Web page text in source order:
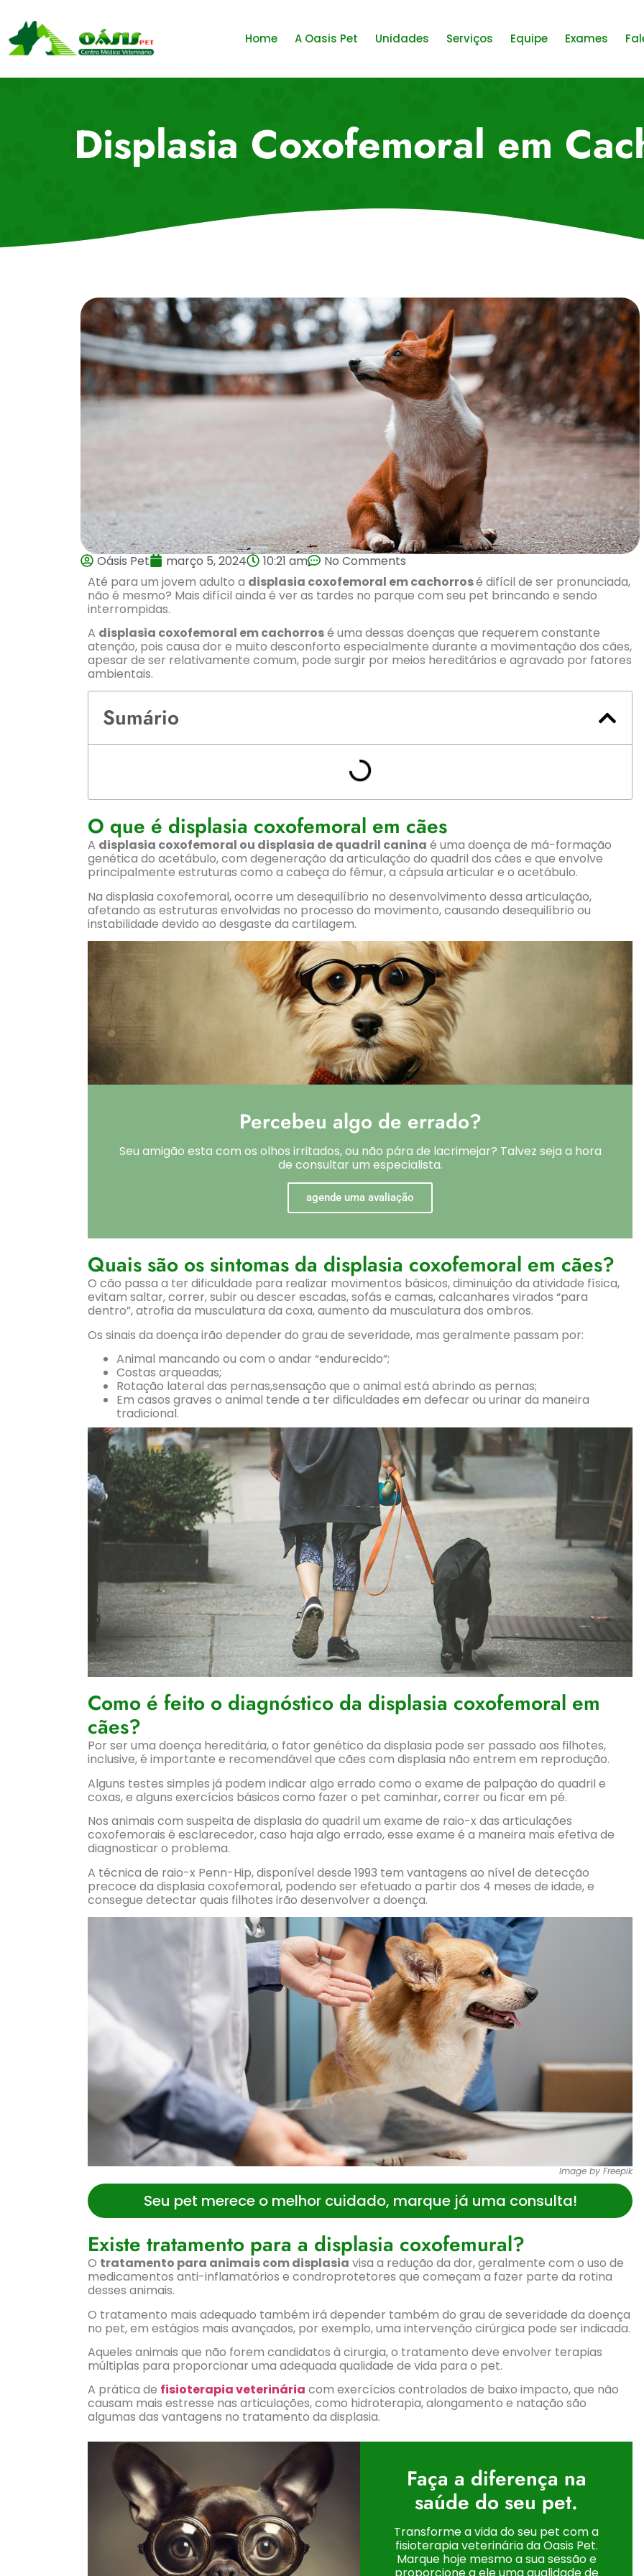
Home A Oasis Pet Unidades Serviços Equipe Exames
Displasia Coxofemoral em
Oásis Pet março 5, 2024 10:21 am
No Comments
Até para um jovem adulto a displasia coxofemoral em cachorrosé difícil de ser pronunciada,
não é mesmo? Mais difícil ainda é ver as tardes no parque com seu pet brincando e sendo
interrompidas.
A displasia coxofemoral em cachorrosé uma dessas doenças que requerem constante
atenção, pois causa dor e muito desconforto especialmente durante a movimentação dos cães,
apesar de ser relativamente comum, pode surgir por meios hereditários e agravado por fatores
ambientais.
Sumário
O que é displasia coxofemoral em cães
A displasia coxofemoral ou displasia de quadril canina é uma doença de má-formação
genética do acetábulo, com degeneração da articulação do quadril dos cães e que envolve
principalmente estruturas como a cabeça do fêmur, a cápsula articular e o acetábulo.
Na displasia coxofemoral, ocorre um desequilíbrio no desenvolvimento dessa articulação,
afetando as estruturas envolvidas no processo do movimento, causando desequilíbrio ou
instabilidade devido ao desgaste da cartilagem.
Percebeu algo de errado?
Seu amigão esta com os olhos irritados, ou não pára de lacrimejar? Talvez seja a hora
de consultar um especialista.
agende uma avaliação
Quais são os sintomas da displasia coxofemoral em cães?
O cão passa a ter dificuldade para realizar movimentos básicos, diminuição da atividade física,
evitam saltar, correr, subir ou descer escadas, sofás e camas, calcanhares virados “para
dentro”, atrofia da musculatura da coxa, aumento da musculatura dos ombros.
Os sinais da doença irão depender do grau de severidade, mas geralmente passam por:
Animal mancando ou com o andar “endurecido”;
Costas arqueadas;
Rotação lateral das pernas,sensação que o animal está abrindo as pernas;
Em casos graves o animal tende a ter dificuldades em defecar ou urinar da maneira
tradicional.
Como é feito o diagnóstico da displasia coxofemoral em
cães?
Por ser uma doença hereditária, o fator genético da displasia pode ser passado aos filhotes,
inclusive, é importante e recomendável que cães com displasia não entrem em reprodução.
Alguns testes simples já podem indicar algo errado como o exame de palpação do quadril e
coxas, e alguns exercícios básicos como fazer o pet caminhar, correr ou ficar em pé.
Nos animais com suspeita de displasia do quadril um exame de raio-x das articulações
coxofemorais é esclarecedor, caso haja algo errado, esse exame é a maneira mais efetiva de
diagnosticar o problema.
A técnica de raio-x Penn-Hip, disponível desde 1993 tem vantagens ao nível de detecção
precoce da displasia coxofemoral, podendo ser efetuado a partir dos 4 meses de idade, e
consegue detectar quais filhotes irão desenvolver a doença.
Image by Freepik
Seu pet merece o melhor cuidado, marque já uma consulta!
Existe tratamento para a displasia coxofemural?
O tratamento para animais com displasia visa a redução da dor, geralmente com o uso de
medicamentos anti-inflamatórios e condroprotetores que começam a fazer parte da rotina
desses animais.
O tratamento mais adequado também irá depender também do grau de severidade da doença
no pet, em estágios mais avançados, por exemplo, uma intervenção cirúrgica pode ser indicada.
Aqueles animais que não forem candidatos à cirurgia, o tratamento deve envolver terapias
múltiplas para proporcionar uma adequada qualidade de vida para o pet.
A prática de fisioterapia veterinária com exercícios controlados de baixo impacto, que não
causam mais estresse nas articulações, como hidroterapia, alongamento e natação são
algumas das vantagens no tratamento da displasia.
Faça a diferença na
saúde do seu pet.
Transforme a vida do seu pet com a
fisioterapia veterinária da Oasis Pet.
Marque hoje mesmo a sua sessão e
proporcione a ele uma qualidade de